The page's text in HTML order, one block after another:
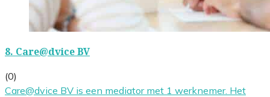
8. Care@dvice BV
(0)
Care@dvice BV is een mediator met 1 werknemer. Het